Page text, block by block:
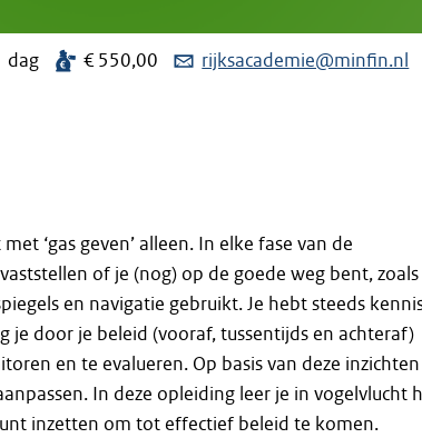
dag € 550,00 rijksacademie@minfin.nl
‘gas geven’ alleen. In elke fase van de
of je (nog) op de goede weg bent, zoals
en navigatie gebruikt. Je hebt steeds
je door je beleid (vooraf, tussentijds en achteraf)
en te evalueren. Op basis van deze inzichten
In deze opleiding leer je in vogelvlucht
inzetten om tot effectief beleid te komen.